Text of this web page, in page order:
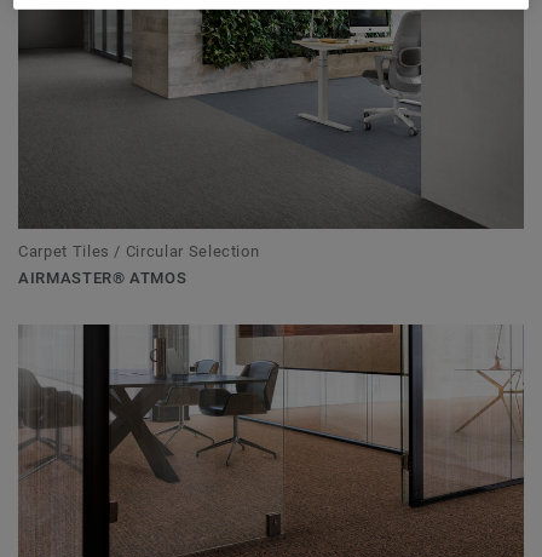
Carpet Tiles / Circular Selection
AIRMASTER® ATMOS